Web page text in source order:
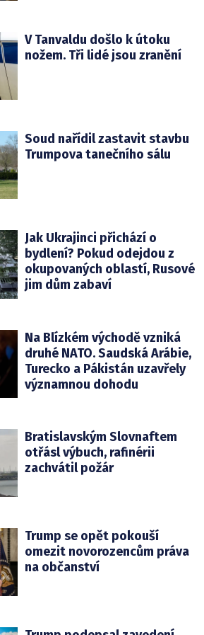
V Tanvaldu došlo k útoku
nožem. Tři lidé jsou zranění
Soud nařídil zastavit stavbu
Trumpova tanečního sálu
Jak Ukrajinci přichází o
bydlení? Pokud odejdou z
okupovaných oblastí, Rusové
jim dům zabaví
Na Blízkém východě vzniká
druhé NATO. Saudská Arábie,
Turecko a Pákistán uzavřely
významnou dohodu
Bratislavským Slovnaftem
otřásl výbuch, rafinérii
zachvátil požár
Trump se opět pokouší
omezit novorozencům práva
na občanství